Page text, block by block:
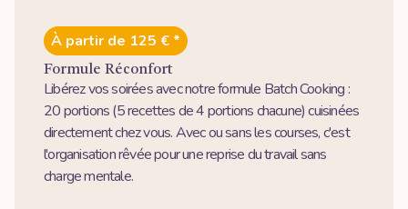
À partir de 125 € *
Formule Réconfort
Libérez vos soirées avec notre formule Batch Cooking :
20 portions (5 recettes de 4 portions chacune) cuisinées
directement chez vous. Avec ou sans les courses, c'est
l'organisation rêvée pour une reprise du travail sans
charge mentale.